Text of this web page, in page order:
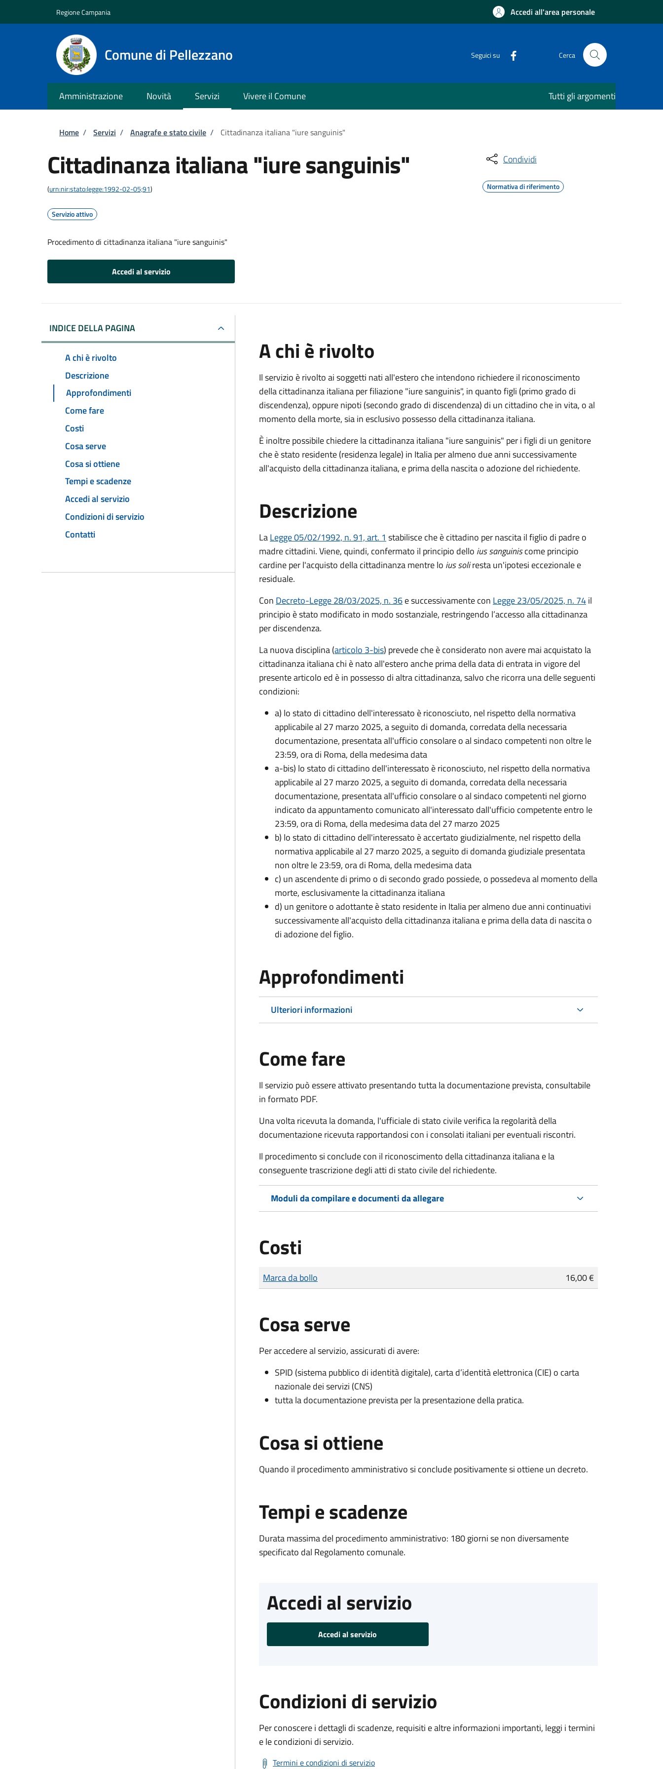
Regione Campania Accedi all'area personale
Comune di Pellezzano Seguici su Cerca
Amministrazione Novità Servizi Vivere il Comune Tutti gli argomenti
Briciole di pane
Home / Servizi / Anagrafe e stato civile / Cittadinanza italiana "iure sanguinis"
Cittadinanza italiana "iure sanguinis"
(urn:nir:stato:legge:1992-02-05;91)
Servizio attivo
Procedimento di cittadinanza italiana "iure sanguinis"
Accedi al servizio
Condividi
Normativa di riferimento
INDICE DELLA PAGINA
A chi è rivolto
Descrizione
Approfondimenti
Come fare
Costi
Cosa serve
Cosa si ottiene
Tempi e scadenze
Accedi al servizio
Condizioni di servizio
Contatti
A chi è rivolto
Il servizio è rivolto ai soggetti nati all'estero che intendono richiedere il riconoscimento
della cittadinanza italiana per filiazione "iure sanguinis", in quanto figli (primo grado di
discendenza), oppure nipoti (secondo grado di discendenza) di un cittadino che in vita, o al
momento della morte, sia in esclusivo possesso della cittadinanza italiana.
È inoltre possibile chiedere la cittadinanza italiana "iure sanguinis" per i figli di un genitore
che è stato residente (residenza legale) in Italia per almeno due anni successivamente
all'acquisto della cittadinanza italiana, e prima della nascita o adozione del richiedente.
Descrizione
LaLegge 05/02/1992, n. 91, art. 1 stabilisce che è cittadino per nascita il figlio di padre o
madre cittadini. Viene, quindi, confermato il principio dello ius sanguiniscome principio
cardine per l'acquisto della cittadinanza mentre lo ius soliresta un'ipotesi eccezionale e
residuale.
Con Decreto-Legge 28/03/2025, n. 36e successivamente con Legge 23/05/2025, n. 74il
principio è stato modificato in modo sostanziale, restringendo l’accesso alla cittadinanza
per discendenza.
La nuova disciplina (articolo 3-bis) prevede cheèconsiderato non avere mai acquistato la
cittadinanza italiana chi è nato all'estero anche prima della data di entrata in vigore del
presente articolo ed è in possesso di altra cittadinanza, salvo che ricorra una delle seguenti
condizioni:
a) lo stato di cittadino dell'interessato è riconosciuto, nel rispetto della normativa
applicabile al 27 marzo 2025, a seguito di domanda, corredata della necessaria
documentazione, presentata all'ufficio consolare o al sindaco competenti non oltre le
23:59, ora di Roma, della medesima data
a-bis) lo stato di cittadino dell'interessato è riconosciuto, nel rispetto della normativa
applicabile al 27 marzo 2025, a seguito di domanda, corredata della necessaria
documentazione, presentata all'ufficio consolare o al sindaco competenti nel giorno
indicato da appuntamento comunicato all'interessato dall'ufficio competente entro le
23:59, ora di Roma, della medesima data del 27 marzo 2025
b) lo stato di cittadino dell'interessato è accertato giudizialmente, nel rispetto della
normativa applicabile al 27 marzo 2025, a seguito di domanda giudiziale presentata
non oltre le 23:59, ora di Roma, della medesima data
c) un ascendente di primo o di secondo grado possiede, o possedeva al momento della
morte, esclusivamente la cittadinanza italiana
d) un genitore o adottante è stato residente in Italia per almeno due anni continuativi
successivamente all'acquisto della cittadinanza italiana e prima della data di nascita o
di adozione del figlio.
Approfondimenti
Ulteriori informazioni
Come fare
Il servizio può essere attivato presentando tutta la documentazione prevista, consultabile
in formato PDF.
Una volta ricevuta la domanda, l'ufficiale di stato civile verifica la regolarità della
documentazione ricevuta rapportandosi con i consolati italiani per eventuali riscontri.
Il procedimento si conclude con il riconoscimento della cittadinanza italiana e la
conseguente trascrizione degli atti di stato civile del richiedente.
Moduli da compilare e documenti da allegare
Costi
Tipo di pagamento
Importo
Marca da bollo 16,00 €
Cosa serve
Per accedere al servizio, assicurati di avere:
SPID (sistema pubblico di identità digitale), carta d’identità elettronica (CIE) o carta
nazionale dei servizi (CNS)
tutta la documentazione prevista per la presentazione della pratica.
Cosa si ottiene
Quando il procedimento amministrativo si conclude positivamente si ottiene un decreto.
Tempi e scadenze
Durata massima del procedimento amministrativo: 180 giorni se non diversamente
specificato dal Regolamento comunale.
Accedi al servizio
Accedi al servizio
Condizioni di servizio
Per conoscere i dettagli di scadenze, requisiti e altre informazioni importanti, leggi i termini
e le condizioni di servizio.
Termini e condizioni di servizio